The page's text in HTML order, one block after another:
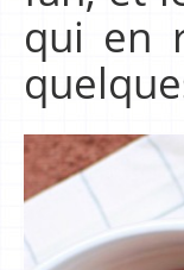
qui en